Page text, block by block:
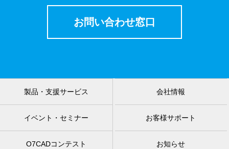
お問い合わせ窓口
製品・支援サービス 会社情報
イベント・セミナー お客様サポート
O7CADコンテスト お知らせ